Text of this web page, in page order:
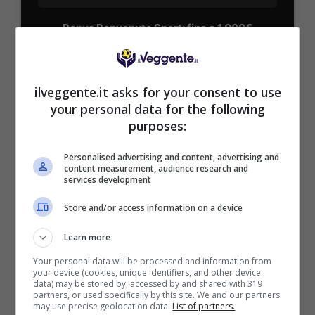
Bonus Benvenuto Sport: fino a 1.000€
50% sul deposito fino a 50€
1000€
VERIFICA
PlanetWin365
BONUS PLANETWIN365: FINO A 2050€
Iscrivendoti a PlanetWin365 ricevi: 100% fino a 2000€
in Bonus Scommesse + 100% fino a 50€ in Bonus
Sport
ilveggente.it asks for your consent to use
your personal data for the following
purposes:
Personalised advertising and content, advertising and
content measurement, audience research and
services development
Store and/or access information on a device
Learn more
Your personal data will be processed and information from
your device (cookies, unique identifiers, and other device
data) may be stored by, accessed by and shared with 319
partners, or used specifically by this site. We and our partners
may use precise geolocation data. List of partners.